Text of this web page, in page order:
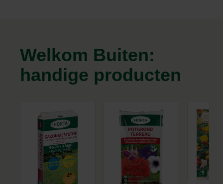
Welkom Buiten:
handige producten